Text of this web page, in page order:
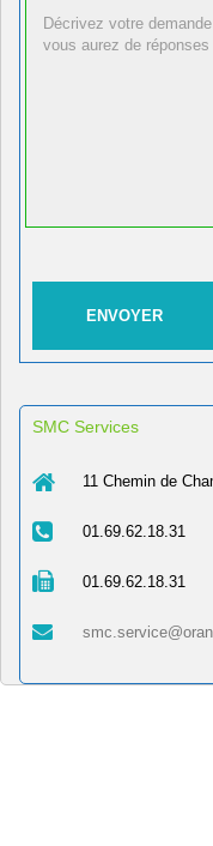
SMC Services
11 Chemin de
01.69.62.18.31
01.69.62.18.31